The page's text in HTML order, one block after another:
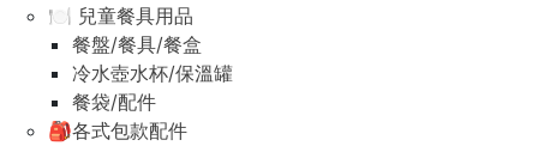
🍽️ 兒童餐具用品
餐盤/餐具/餐盒
冷水壺水杯/保溫罐
餐袋/配件
🎒各式包款配件